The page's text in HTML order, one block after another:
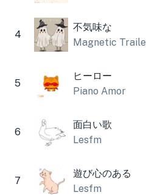
4
不気味な
Magnetic Trailer
5
ヒーロー
Piano Amor
6
面白い歌
Lesfm
7
遊び心のある
Lesfm